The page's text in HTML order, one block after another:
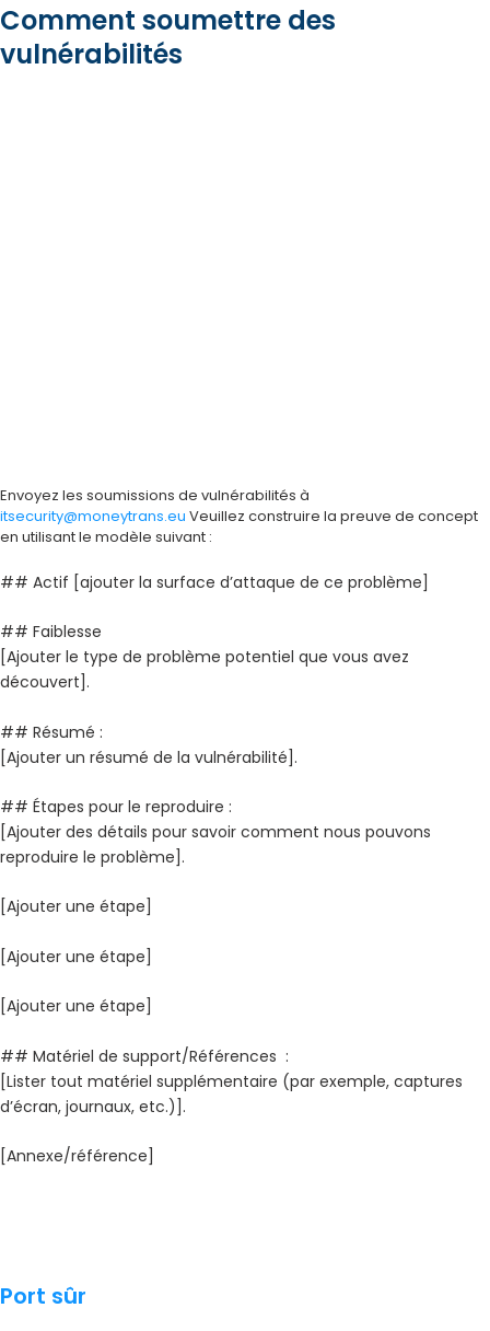
Comment soumettre des
vulnérabilités
Envoyez les soumissions de vulnérabilités à
itsecurity@moneytrans.eu Veuillez construire la preuve de concept
en utilisant le modèle suivant :
## Actif [ajouter la surface d’attaque de ce problème]
## Faiblesse
[Ajouter le type de problème potentiel que vous avez
découvert].
## Résumé :
[Ajouter un résumé de la vulnérabilité].
## Étapes pour le reproduire :
[Ajouter des détails pour savoir comment nous pouvons
reproduire le problème].
[Ajouter une étape]
[Ajouter une étape]
[Ajouter une étape]
## Matériel de support/Références :
[Lister tout matériel supplémentaire (par exemple, captures
d’écran, journaux, etc.)].
[Annexe/référence]
Port sûr